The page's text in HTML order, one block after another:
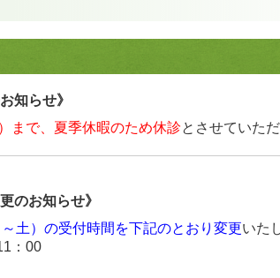
知らせ》
まで、夏季休暇のため休診とさせていただ
のお知らせ》
土）の受付時間を下記のとおり変更いた
：00